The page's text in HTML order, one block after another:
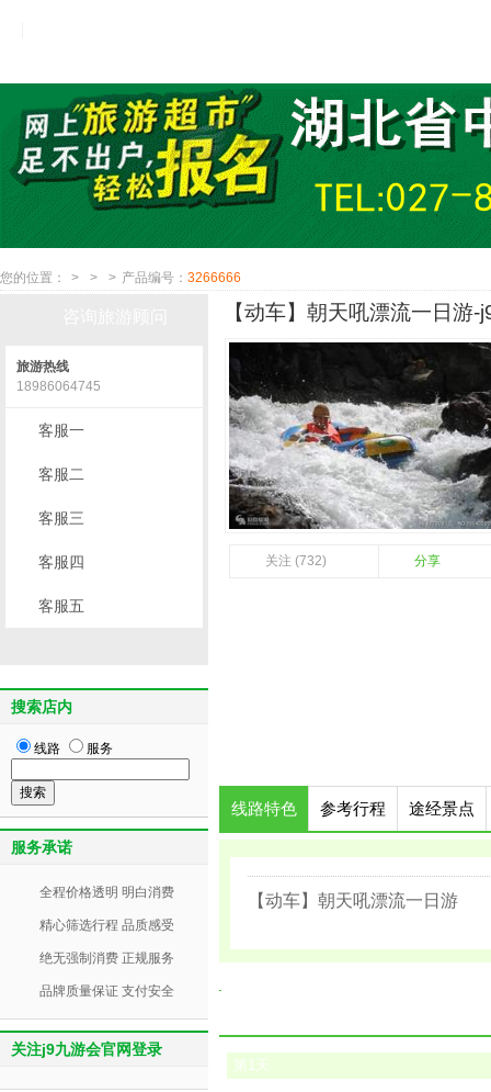
您的位置： > > > 产品编号： 3266666
【动车】朝天吼漂流一日游-
关注 (732) 分享
线路特色 参考行程 途经景点
【动车】朝天吼漂流一日游
第1天
旅游热线
18986064745
客服一
客服二
客服三
客服四
客服五
搜索店内
线路 服务
服务承诺
全程价格透明 明白消费
精心筛选行程 品质感受
绝无强制消费 正规服务
品牌质量保证 支付安全
关注j9九游会官网登录